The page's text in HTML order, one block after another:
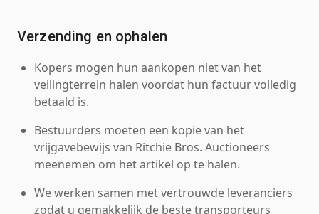
Verzending en ophalen
Kopers mogen hun aankopen niet van het
veilingterrein halen voordat hun factuur volledig
betaald is.
Bestuurders moeten een kopie van het
vrijgavebewijs van Ritchie Bros. Auctioneers
meenemen om het artikel op te halen.
We werken samen met vertrouwde leveranciers
zodat u gemakkelijk de beste transporteurs